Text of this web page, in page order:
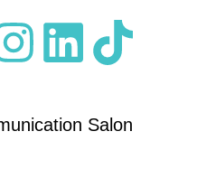
Salon